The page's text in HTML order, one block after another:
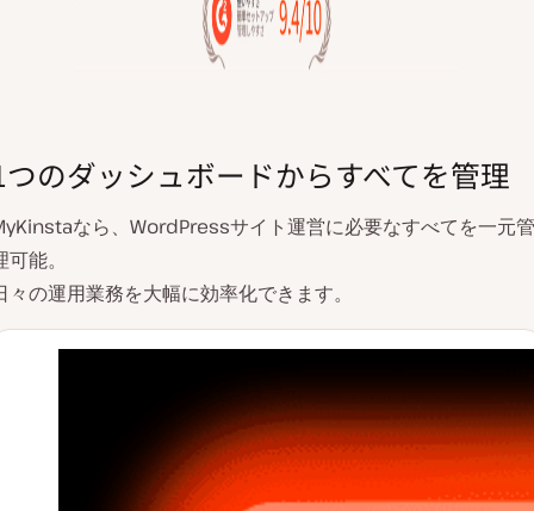
のダッシュボードからすべてを管理
なら、WordPressサイト運営に必要なすべてを一元管
可能。
々の運用業務を大幅に効率化できます。